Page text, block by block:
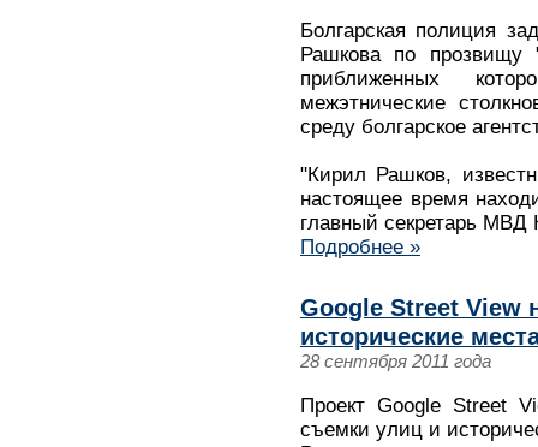
Болгарская полиция
Рашкова по прозвищу
приближенных
межэтнические
среду болгарское
"Кирил Рашков,
настоящее время
главный секретарь МВД
Подробнее »
Google Street View
исторические
28 сентября 2011 года
Проект Google Street
съемки улиц и